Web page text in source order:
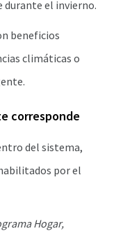
el invierno.
beneficios
climáticas o
corresponde
del sistema,
por el
Hogar,